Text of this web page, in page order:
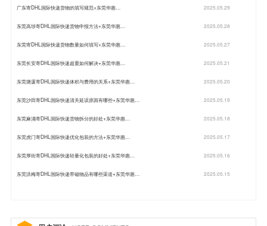
广东寄DHL国际快递货物的填写规范+东莞华惠… 2025.05.29
东莞高埗寄DHL国际快递货物申报方法+东莞华惠… 2025.05.28
东莞寄DHL国际快递货物数量如何填写+东莞华惠… 2025.05.27
东莞长安寄DHL国际快递超重如何解决+东莞华惠… 2025.05.21
东莞塘厦寄DHL国际快递体积与费用的关系+东莞华惠… 2025.05.20
东莞沙田寄DHL国际快递清关延误原因有哪些+东莞华惠… 2025.05.19
东莞麻涌寄DHL国际快递货物拆分的好处+东莞华惠… 2025.05.18
东莞虎门寄DHL国际快递优化包装的方法+东莞华惠… 2025.05.17
东莞厚街寄DHL国际快递轻量化包装的好处+东莞华惠… 2025.05.16
东莞洪梅寄DHL国际快递带磁物品有哪些渠道+东莞华惠… 2025.05.15